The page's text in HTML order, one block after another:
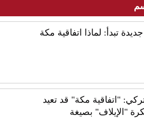
تبدأ: لماذا اتفاقية مكة
"اتفاقية مكة" قد تعيد
"الإيلاف" بصيغة